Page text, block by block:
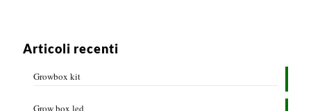
Articoli recenti
Growbox kit
Grow box led